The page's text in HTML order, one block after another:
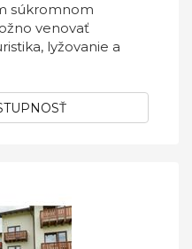
súkromnom
venovať
lyžovanie a